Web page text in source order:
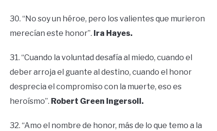
30. “No soy un héroe, pero los valientes que murieron
merecían este honor”. Ira Hayes.
31. “Cuando la voluntad desafía al miedo, cuando el
deber arroja el guante al destino, cuando el honor
desprecia el compromiso con la muerte, eso es
heroísmo”. Robert Green Ingersoll.
32. “Amo el nombre de honor, más de lo que temo a la